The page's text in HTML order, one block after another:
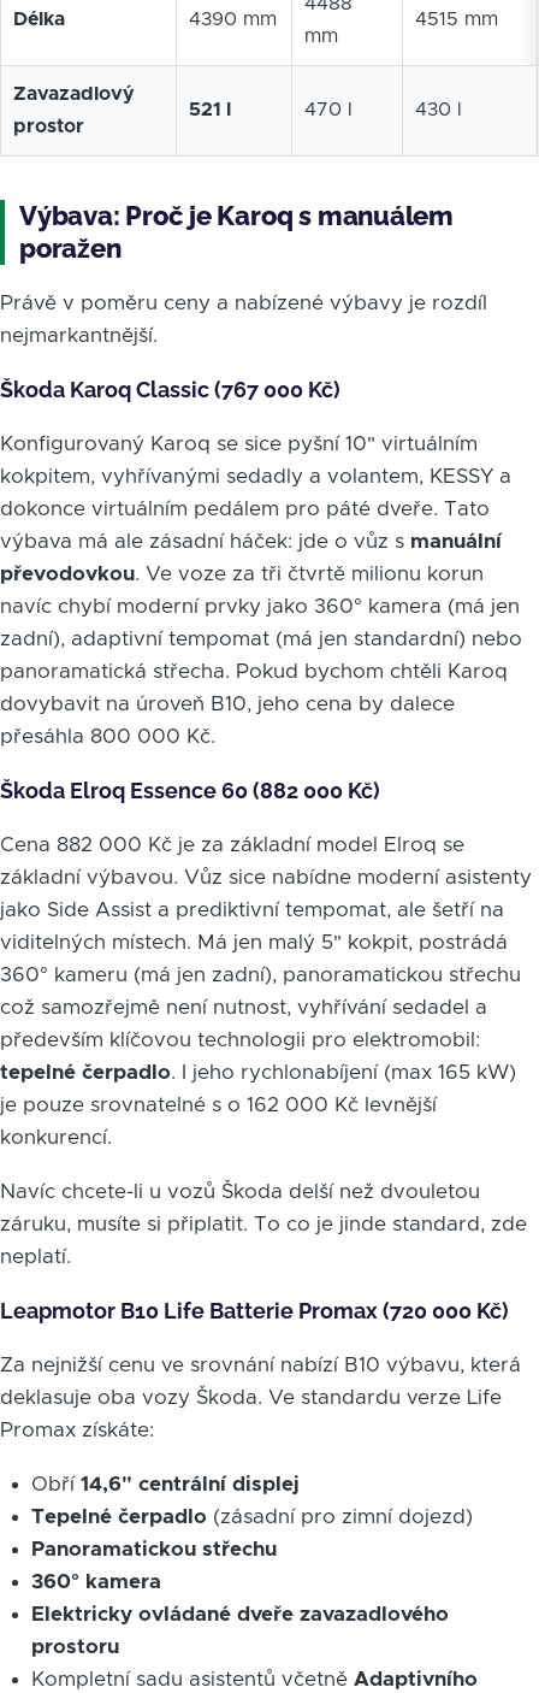
Délka 4390 mm
4488
mm
4515 mm
Zavazadlový
prostor
521 l 470 l 430 l
Výbava: Proč je Karoq s manuálem
poražen
Právě v poměru ceny a nabízené výbavy je rozdíl
nejmarkantnější.
Škoda Karoq Classic (767 000 Kč)
Konfigurovaný Karoq se sice pyšní 10" virtuálním
kokpitem, vyhřívanými sedadly a volantem, KESSY a
dokonce virtuálním pedálem pro páté dveře. Tato
výbava má ale zásadní háček: jde o vůz s manuální
převodovkou. Ve voze za tři čtvrtě milionu korun
navíc chybí moderní prvky jako 360° kamera (má jen
zadní), adaptivní tempomat (má jen standardní) nebo
panoramatická střecha. Pokud bychom chtěli Karoq
dovybavit na úroveň B10, jeho cena by dalece
přesáhla 800 000 Kč.
Škoda Elroq Essence 60 (882 000 Kč)
Cena 882 000 Kč je za základní model Elroq se
základní výbavou. Vůz sice nabídne moderní asistenty
jako Side Assist a prediktivní tempomat, ale šetří na
viditelných místech. Má jen malý 5" kokpit, postrádá
360° kameru (má jen zadní), panoramatickou střechu
což samozřejmě není nutnost, vyhřívání sedadel a
především klíčovou technologii pro elektromobil:
tepelné čerpadlo. I jeho rychlonabíjení (max 165 kW)
je pouze srovnatelné s o 162 000 Kč levnější
konkurencí.
Navíc chcete-li u vozů Škoda delší než dvouletou
záruku, musíte si připlatit. To co je jinde standard, zde
neplatí.
Leapmotor B10 Life Batterie Promax (720 000 Kč)
Za nejnižší cenu ve srovnání nabízí B10 výbavu, která
deklasuje oba vozy Škoda. Ve standardu verze Life
Promax získáte:
Obří 14,6" centrální displej
Tepelné čerpadlo(zásadní pro zimní dojezd)
Panoramatickou střechu
360° kamera
Elektricky ovládané dveře zavazadlového
prostoru
Kompletní sadu asistentů včetně Adaptivního